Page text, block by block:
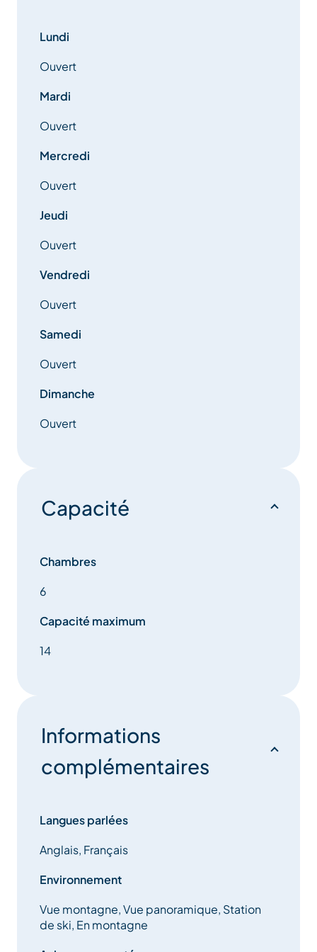
avec terrasse privée. Un pied-à-terre paisible et
Lundi
Ouvert
Mardi
Ouvert
Mercredi
Ouvert
Jeudi
Ouvert
Vendredi
Ouvert
Samedi
Ouvert
Dimanche
Ouvert
Capacité
Chambres
6
Capacité maximum
14
Informations
complémentaires
Langues parlées
Anglais, Français
Environnement
Vue montagne, Vue panoramique, Station
de ski, En montagne